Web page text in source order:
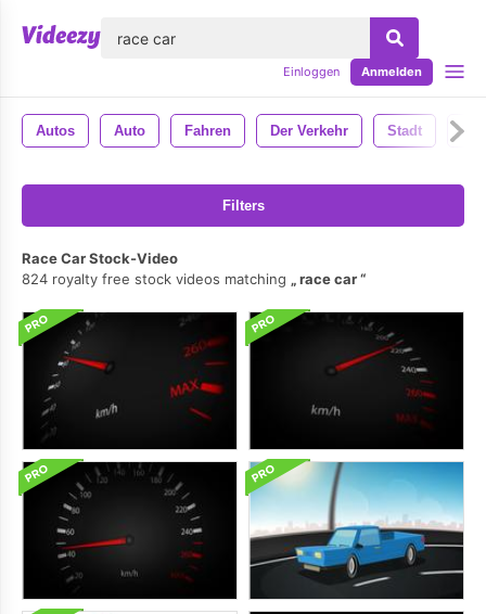
Einloggen Anmelden
Autos Auto Fahren Der Verkehr Stadt
Filters
Race Car Stock-Video
824 royalty free stock videos matching
race car